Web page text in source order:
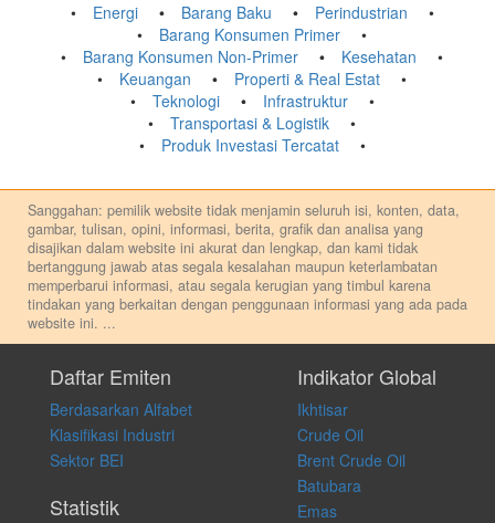
Energi Barang Baku
Perindustrian
Barang Konsumen Primer
Barang Konsumen Non-Primer
Kesehatan
Keuangan
Properti & Real Estat
Teknologi
Infrastruktur
Transportasi & Logistik
Produk Investasi Tercatat
Sanggahan: pemilik website tidak menjamin seluruh isi, konten, data,
gambar, tulisan, opini, informasi, berita, grafik dan analisa yang
disajikan dalam website ini akurat dan lengkap, dan kami tidak
bertanggung jawab atas segala kesalahan maupun keterlambatan
memperbarui informasi, atau segala kerugian yang timbul karena
tindakan yang berkaitan dengan penggunaan informasi yang ada pada
website ini. ...
pribadi. Kami tidak memberi anjuran, saran, rekomendasi untuk
membeli, menjual atau melakukan aktivitas lain yang terkait dengan
transaksi perdagangan apapun, dan kami tidak bertanggung jawab
atas keputusan investasi yang dilakukan dalam kondisi dan situasi
apapun juga, yang diakibatkan secara langsung maupun tidak
langsung atas konten pada website ini.
Daftar Emiten
Berdasarkan Alfabet
Klasifikasi Industri
Sektor BEI
Statistik
Indikator Global
Ikhtisar
Crude Oil
Brent Crude Oil
Batubara
Emas